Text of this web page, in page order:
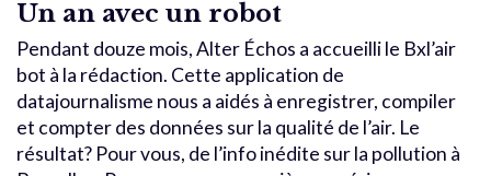
Un an avec un robot
Pendant douze mois, Alter Échos a accueilli le Bxl’air
bot à la rédaction. Cette application de
datajournalisme nous a aidés à enregistrer, compiler
et compter des données sur la qualité de l’air. Le
résultat? Pour vous, de l’info inédite sur la pollution à